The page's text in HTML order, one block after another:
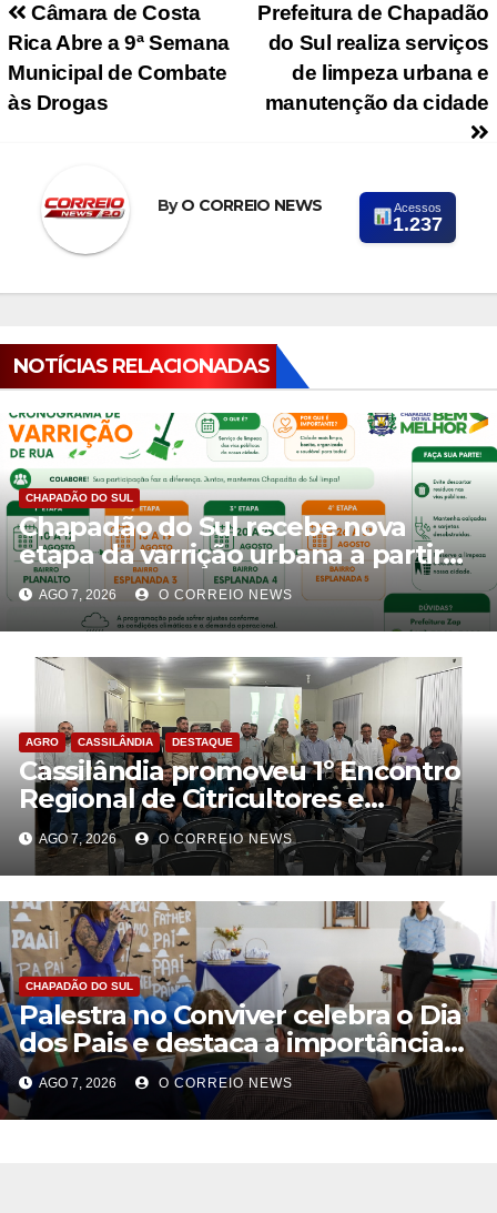
Navegação de PostPrefeitura de Chapadão
do Sul realiza serviços
de limpeza urbana e
manutenção da cidade
Câmara de Costa
Rica Abre a 9ª Semana
Municipal de Combate
às Drogas
ByO CORREIO NEWS Acessos
1.237
NOTÍCIAS RELACIONADAS
CHAPADÃO DO SUL
Chapadão do Sul recebe nova
etapa da varrição urbana a partir
de 10 de agosto
AGO 7, 2026 O CORREIO NEWS
AGRO CASSILÂNDIA DESTAQUE
Cassilândia promoveu 1º Encontro
Regional de Citricultores e
fortalece o desenvolvimento da
citricultura
AGO 7, 2026 O CORREIO NEWS
CHAPADÃO DO SUL
Palestra no Conviver celebra o Dia
dos Pais e destaca a importância
da figura paterna na família
AGO 7, 2026 O CORREIO NEWS